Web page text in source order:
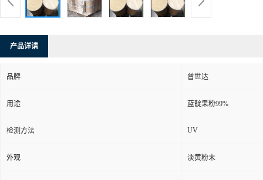
产品详请
品牌 普世达
用途 蓝靛果粉99%
检测方法 UV
外观 淡黄粉末